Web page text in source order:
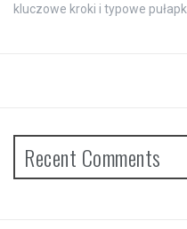
kluczowe kroki i typowe
Recent Comments